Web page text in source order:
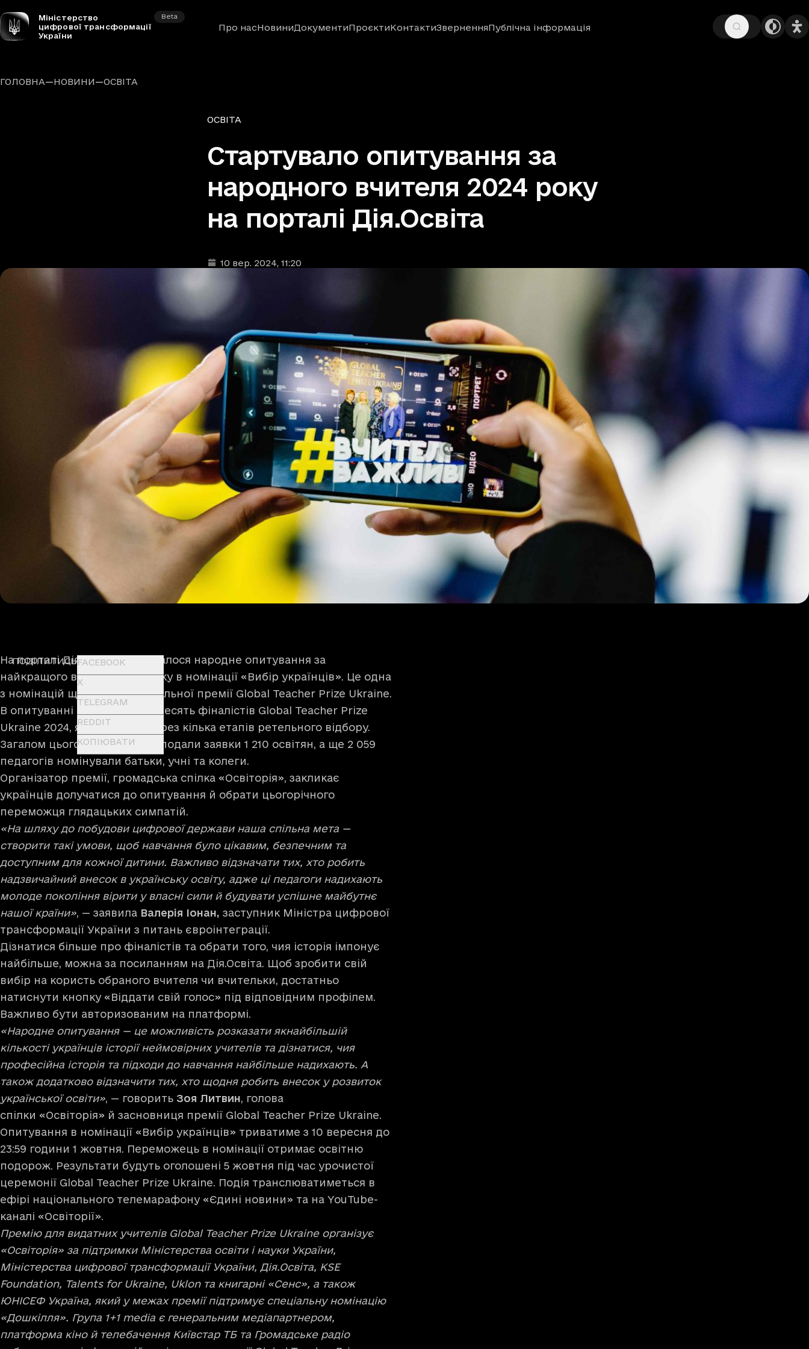
Міністерство
цифрової трансформації
України
Beta
Про насНовиниДокументиПроєктиКонтактиЗверненняПублічна інформація
ГОЛОВНА—НОВИНИ—ОСВІТА
Рубрики
ОСВІТА
Стартувало опитування за
народного вчителя 2024 року
на порталі Дія.Освіта
Дата та час публікації:
10 вер. 2024, 11:20
ПОДІЛИТИСЬFACEBOOK
X
TELEGRAM
REDDIT
КОПІЮВАТИ
На порталі Дія.Освіта розпочалося народне опитування за
найкращого вчителя 2024 року в номінації «Вибір українців». Це одна
з номінацій щорічної національної премії Global Teacher Prize Ukraine.
В опитуванні беруть участь десять фіналістів Global Teacher Prize
Ukraine 2024, які пройшли через кілька етапів ретельного відбору.
Загалом цьогоріч на премію подали заявки 1 210 освітян, а ще 2 059
педагогів номінували батьки, учні та колеги.
Організатор премії, громадська спілка «Освіторія», закликає
українців долучатися до опитування й обрати цьогорічного
переможця глядацьких симпатій.
«На шляху до побудови цифрової держави наша спільна мета —
створити такі умови, щоб навчання було цікавим, безпечним та
доступним для кожної дитини. Важливо відзначати тих, хто робить
надзвичайний внесок в українську освіту, адже ці педагоги надихають
молоде покоління вірити у власні сили й будувати успішне майбутнє
нашої країни», — заявила Валерія Іонан, заступник Міністра цифрової
трансформації України з питань євроінтеграції.
Дізнатися більше про фіналістів та обрати того, чия історія імпонує
найбільше, можна за посиланням на Дія.Освіта. Щоб зробити свій
вибір на користь обраного вчителя чи вчительки, достатньо
натиснути кнопку «Віддати свій голос» під відповідним профілем.
Важливо бути авторизованим на платформі.
«Народне опитування — це можливість розказати якнайбільшій
кількості українців історії неймовірних учителів та дізнатися, чия
професійна історія та підходи до навчання найбільше надихають. А
також додатково відзначити тих, хто щодня робить внесок у розвиток
української освіти», — говорить Зоя Литвин, голова
спілки «Освіторія» й засновниця премії Global Teacher Prize Ukraine.
Опитування в номінації «Вибір українців» триватиме з 10 вересня до
23:59 години 1 жовтня. Переможець в номінації отримає освітню
подорож. Результати будуть оголошені 5 жовтня під час урочистої
церемонії Global Teacher Prize Ukraine. Подія транслюватиметься в
ефірі національного телемарафону «Єдині новини» та на YouTube-
каналі «Освіторії».
Премію для видатних учителів Global Teacher Prize Ukraine організує
«Освіторія» за підтримки Міністерства освіти і науки України,
Міністерства цифрової трансформації України, Дія.Освіта, KSE
Foundation, Talents for Ukraine, Uklon та книгарні «Сенс», а також
ЮНІСЕФ Україна, який у межах премії підтримує спеціальну номінацію
«Дошкілля». Група 1+1 media є генеральним медіапартнером,
платформа кіно й телебачення Київстар ТБ та Громадське радіо